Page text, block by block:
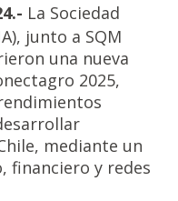
La Sociedad
junto a SQM
una nueva
2025,
mediante un
financiero y redes